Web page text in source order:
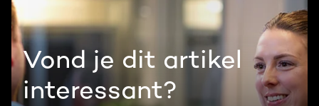
Vond je dit artikel
interessant?